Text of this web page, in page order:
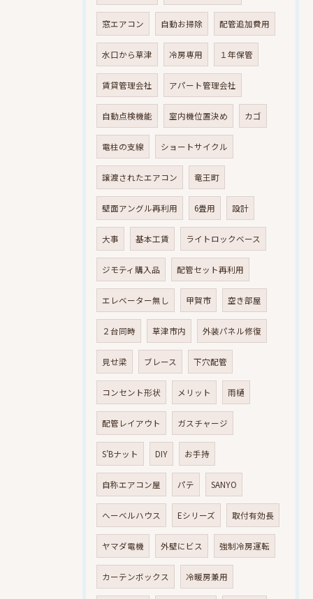
窓エアコン 自動お掃除 配管追加費用
水口から草津 冷房専用 １年保管
賃貸管理会社 アパート管理会社
自動点検機能 室内機位置決め カゴ
電柱の支線 ショートサイクル
譲渡されたエアコン 竜王町
壁面アングル再利用 6畳用 設計
大事 基本工賃 ライトロックベース
ジモティ購入品 配管セット再利用
エレベーター無し 甲賀市 空き部屋
２台同時 草津市内 外装パネル修復
見せ梁 ブレース 下穴配管
コンセント形状 メリット 雨樋
配管レイアウト ガスチャージ
S’Bナット DIY お手持
自称エアコン屋 パテ SANYO
へーベルハウス Eシリーズ 取付有効長
ヤマダ電機 外壁にビス 強制冷房運転
カーテンボックス 冷暖房兼用